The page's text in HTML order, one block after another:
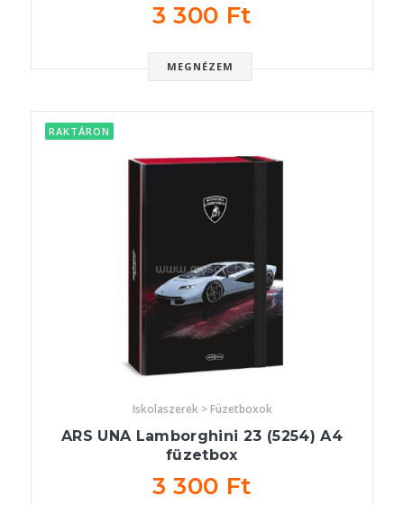
3 300 Ft
MEGNÉZEM
RAKTÁRON
Iskolaszerek > Füzetboxok
ARS UNA Lamborghini 23 (5254) A4
füzetbox
3 300 Ft